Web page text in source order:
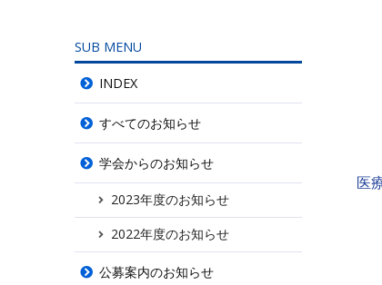
SUB MENU
INDEX
すべてのお知らせ
学会からのお知らせ
2023年度のお知らせ
2022年度のお知らせ
公募案内のお知らせ
医